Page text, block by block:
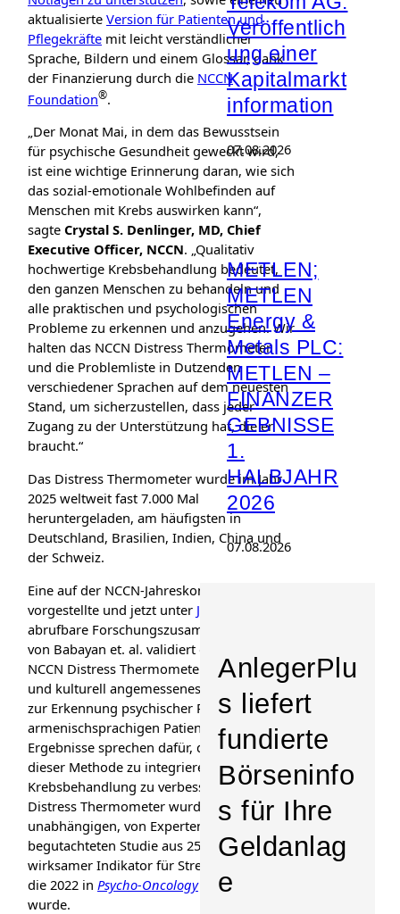
aktualisierte Version für Patienten und
Pflegekräfte mit leicht verständlicher
Sprache, Bildern und einem Glossar, dank
der Finanzierung durch die NCCN
Foundation®.
„Der Monat Mai, in dem das Bewusstsein
für psychische Gesundheit geweckt wird,
ist eine wichtige Erinnerung daran, wie sich
das sozial-emotionale Wohlbefinden auf
Menschen mit Krebs auswirken kann“,
sagte Crystal S. Denlinger, MD, Chief
Executive Officer, NCCN. „Qualitativ
hochwertige Krebsbehandlung bedeutet,
den ganzen Menschen zu behandeln und
alle praktischen und psychologischen
Probleme zu erkennen und anzugehen. Wir
halten das NCCN Distress Thermometer
und die Problemliste in Dutzenden
verschiedener Sprachen auf dem neuesten
Stand, um sicherzustellen, dass jeder
Zugang zu der Unterstützung hat, die er
braucht.“
Das Distress Thermometer wurde im Jahr
2025 weltweit fast 7.000 Mal
heruntergeladen, am häufigsten in
Deutschland, Brasilien, Indien, China und
der Schweiz.
Eine auf der NCCN-Jahreskonferenz 2026
vorgestellte und jetzt unter JNCCN.org
abrufbare Forschungszusammenfassung
von Babayan et. al. validiert das übersetzte
NCCN Distress Thermometer als hilfreiches
und kulturell angemessenes Instrument
zur Erkennung psychischer Probleme bei
armenischsprachigen Patienten. Die
Ergebnisse sprechen dafür, den Einsatz
dieser Methode zu integrieren, um die
Krebsbehandlung zu verbessern. Das NCCN
Distress Thermometer wurde zuvor in einer
unabhängigen, von Experten
begutachteten Studie aus 25 Ländern als
wirksamer Indikator für Stress bestätigt,
die 2022 in Psycho-Oncologyveröffentlicht
wurde.
Veröffentlich
ung einer
Kapitalmarkt
information
07.08.2026
METLEN;
METLEN
Energy &
Metals PLC:
METLEN –
FINANZER
GEBNISSE
1.
HALBJAHR
2026
07.08.2026
AnlegerPlu
s liefert
fundierte
Börseninfo
s für Ihre
Geldanlag
e